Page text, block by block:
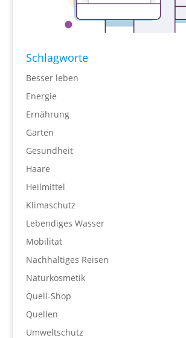
Schlagworte
Besser leben
Energie
Ernährung
Garten
Gesundheit
Haare
Heilmittel
Klimaschutz
Lebendiges Wasser
Mobilität
Nachhaltiges Reisen
Naturkosmetik
Quell-Shop
Quellen
Umweltschutz